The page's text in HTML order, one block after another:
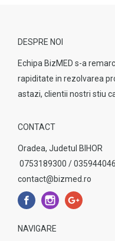
DESPRE NOI
Echipa BizMED s-a
rapiditate in rezolvarea
astazi, clientii nostri stiu
CONTACT
Oradea, Judetul BIHOR
0753189300 /
contact@bizmed.ro
NAVIGARE